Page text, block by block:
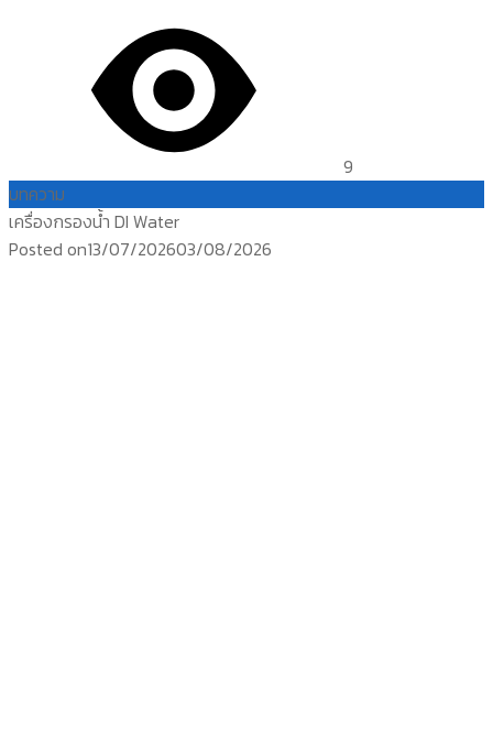
9
บทความ
เครื่องกรองน้ำ DI Water
Posted on13/07/202603/08/2026